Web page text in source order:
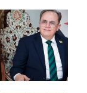
التعليم